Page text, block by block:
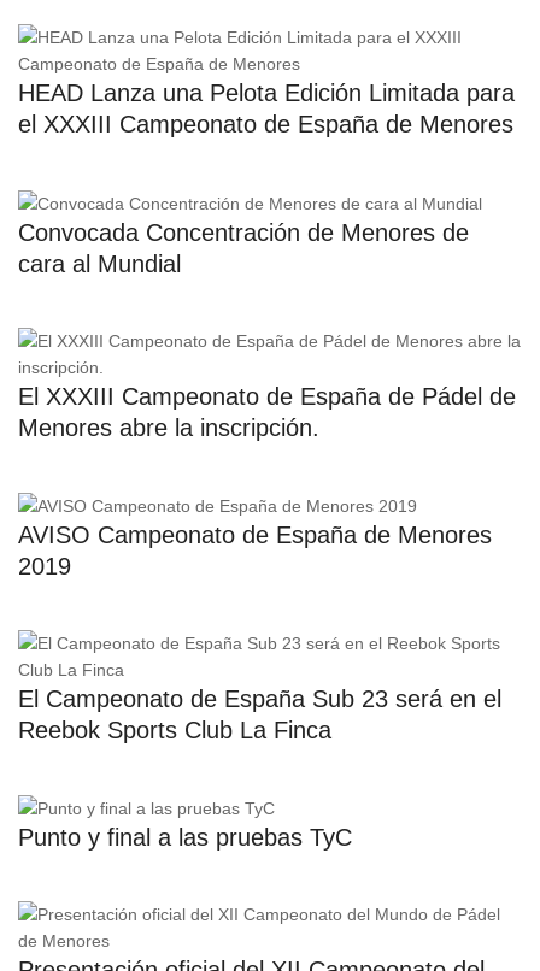
HEAD Lanza una Pelota Edición Limitada para
el XXXIII Campeonato de España de Menores
Convocada Concentración de Menores de
cara al Mundial
El XXXIII Campeonato de España de Pádel de
Menores abre la inscripción.
AVISO Campeonato de España de Menores
2019
El Campeonato de España Sub 23 será en el
Reebok Sports Club La Finca
Punto y final a las pruebas TyC